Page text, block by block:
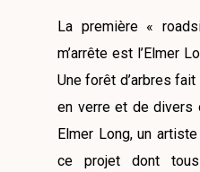
La première «
m’arrête est l’Elmer
Une forêt d’arbres
en verre et de divers
Elmer Long, un
ce projet dont